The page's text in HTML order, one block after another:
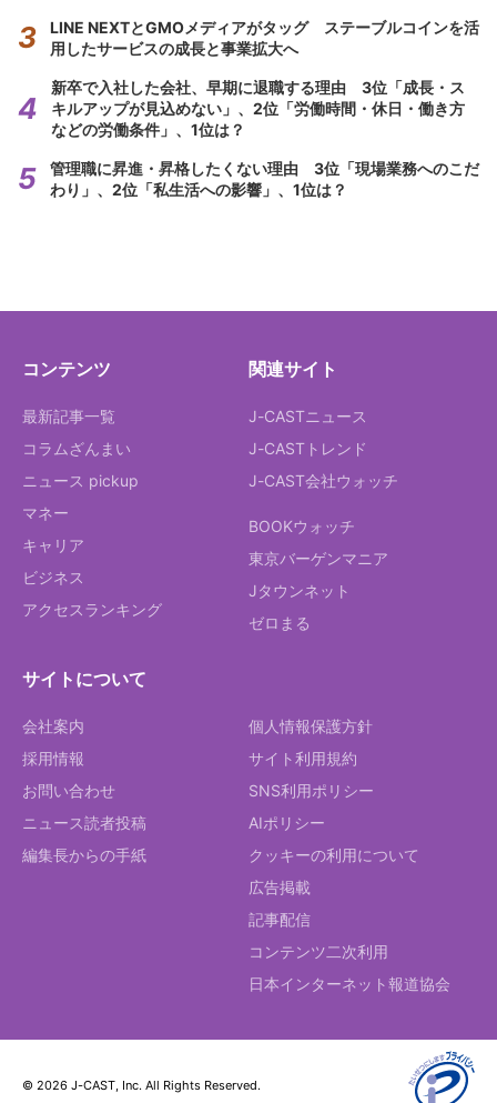
LINE NEXTとGMOメディアがタッグ ステーブルコインを活
用したサービスの成長と事業拡大へ
新卒で入社した会社、早期に退職する理由 3位「成長・ス
キルアップが見込めない」、2位「労働時間・休日・働き方
などの労働条件」、1位は？
管理職に昇進・昇格したくない理由 3位「現場業務へのこだ
わり」、2位「私生活への影響」、1位は？
コンテンツ
最新記事一覧
コラムざんまい
ニュース pickup
マネー
キャリア
ビジネス
アクセスランキング
関連サイト
J-CASTニュース
J-CASTトレンド
J-CAST会社ウォッチ
BOOKウォッチ
東京バーゲンマニア
Jタウンネット
ゼロまる
サイトについて
会社案内
採用情報
お問い合わせ
ニュース読者投稿
編集長からの手紙
個人情報保護方針
サイト利用規約
SNS利用ポリシー
AIポリシー
クッキーの利用について
広告掲載
記事配信
コンテンツ二次利用
日本インターネット報道協会
© 2026 J-CAST, Inc. All Rights Reserved.